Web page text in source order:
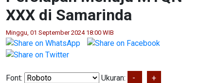
XXX di Samarinda
Minggu, 01 September 2024 18:00 WIB
Font: Ukuran: - +